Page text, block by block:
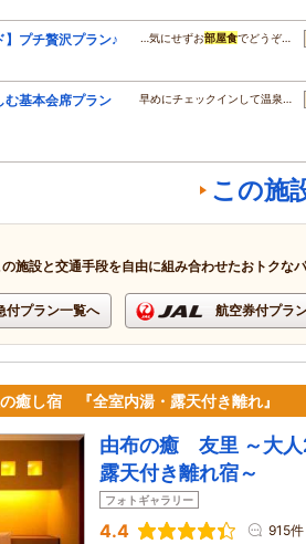
】プチ贅沢プラン♪ …気にせずお部屋食でどうぞ…
む基本会席プラン
早めにチェックインして温泉…
この施
の施設と交通手段を自由に組み合わせたおトクな
付プラン一覧へ 航空券付プラ
癒し宿 『全室内湯・露天付き離れ』
由布の癒 友里 ～大人
露天付き離れ宿～
フォトギャラリー
4.4 915件